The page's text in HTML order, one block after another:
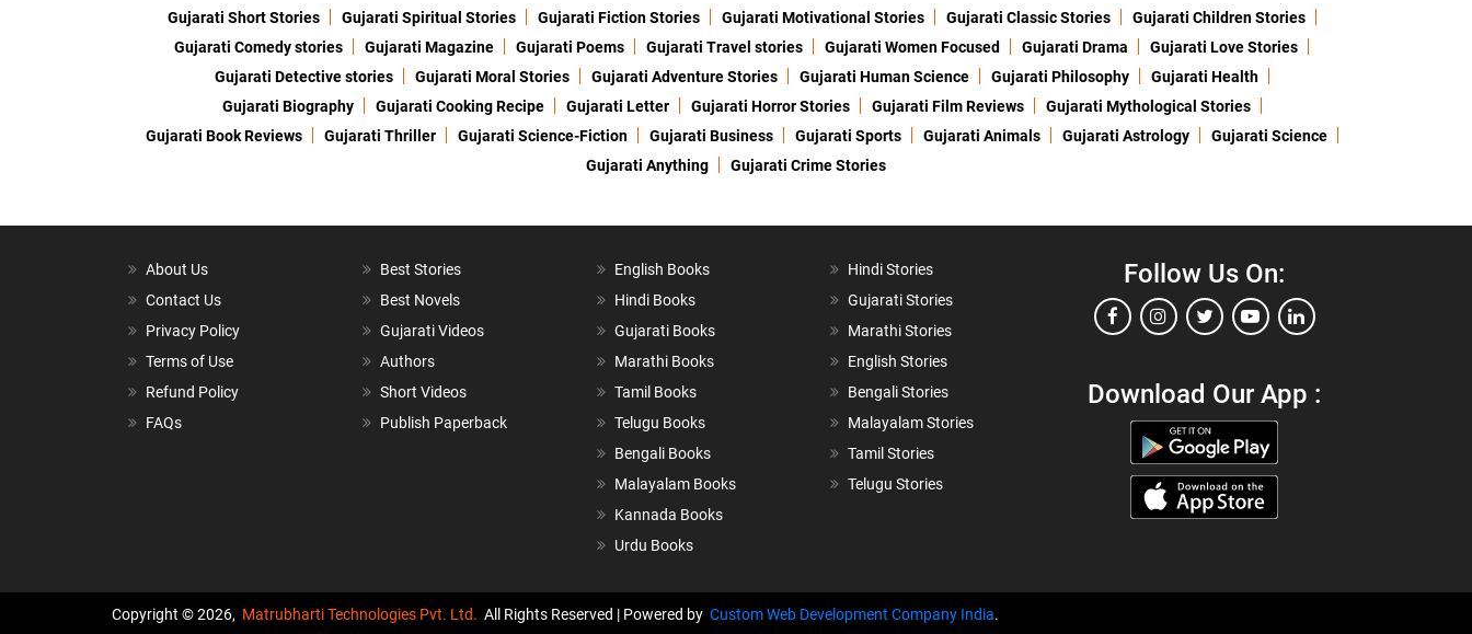
Gujarati Short Stories Gujarati Spiritual Stories Gujarati Fiction Stories Gujarati Motivational Stories Gujarati Classic Stories
Gujarati Children Stories
Gujarati Comedy stories
Gujarati Magazine Gujarati Poems Gujarati Travel stories Gujarati Women Focused Gujarati Drama
Gujarati Love Stories
Gujarati Detective stories
Gujarati Moral Stories Gujarati Adventure Stories Gujarati Human Science Gujarati Philosophy
Gujarati Health
Gujarati Biography
Gujarati Cooking Recipe Gujarati Letter Gujarati Horror Stories Gujarati Film Reviews
Gujarati Mythological Stories
Gujarati Book Reviews
Gujarati Thriller Gujarati Science-Fiction Gujarati Business Gujarati Sports Gujarati Animals Gujarati Astrology
Gujarati Science
Gujarati Anything
Gujarati Crime Stories
About Us
Contact Us
Privacy Policy
Terms of Use
Refund Policy
FAQs
Best Stories
Best Novels
Gujarati Videos
Authors
Short Videos
Publish Paperback
English Books
Hindi Books
Gujarati Books
Marathi Books
Tamil Books
Telugu Books
Bengali Books
Malayalam Books
Kannada Books
Urdu Books
Hindi Stories
Gujarati Stories
Marathi Stories
English Stories
Bengali Stories
Malayalam Stories
Tamil Stories
Telugu Stories
Follow Us On:
Download Our App :
Copyright © 2026, Matrubharti Technologies Pvt. Ltd. All Rights Reserved | Powered by Custom Web Development Company India.